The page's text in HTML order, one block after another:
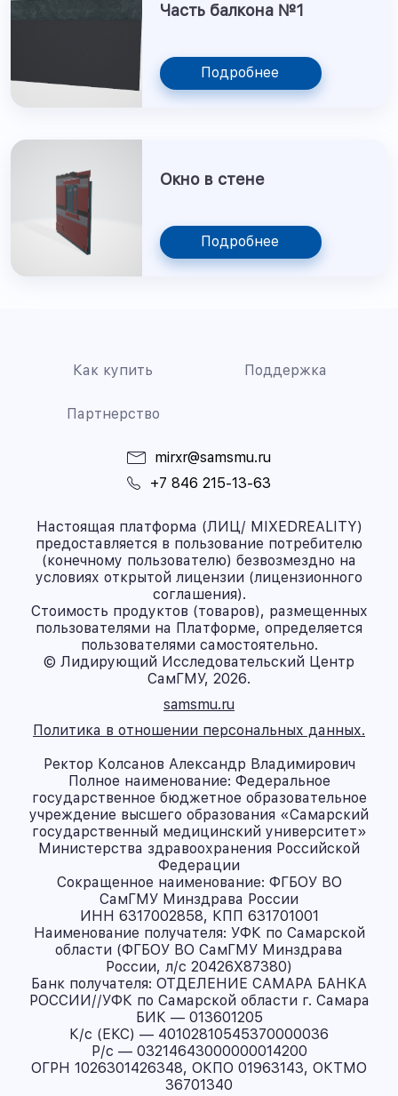
Часть балкона №1
Подробнее
Окно в стене
Подробнее
Как купить Поддержка
Партнерство
mirxr@samsmu.ru
+7 846 215-13-63
Настоящая платформа (ЛИЦ/ MIXEDREALITY)
предоставляется в пользование потребителю
(конечному пользователю) безвозмездно на
условиях открытой лицензии (лицензионного
соглашения).
Стоимость продуктов (товаров), размещенных
пользователями на Платформе, определяется
пользователями самостоятельно.
© Лидирующий Исследовательский Центр
СамГМУ, 2026.
samsmu.ru
Политика в отношении персональных данных.
Ректор Колсанов Александр Владимирович
Полное наименование: Федеральное
государственное бюджетное образовательное
учреждение высшего образования «Самарский
государственный медицинский университет»
Министерства здравоохранения Российской
Федерации
Сокращенное наименование: ФГБОУ ВО
СамГМУ Минздрава России
ИНН 6317002858, КПП 631701001
Наименование получателя: УФК по Самарской
области (ФГБОУ ВО СамГМУ Минздрава
России, л/с 20426X87380)
Банк получателя: ОТДЕЛЕНИЕ САМАРА БАНКА
РОССИИ//УФК по Самарской области г. Самара
БИК — 013601205
К/с (ЕКС) — 40102810545370000036
Р/с — 03214643000000014200
ОГРН 1026301426348, ОКПО 01963143, ОКТМО
36701340